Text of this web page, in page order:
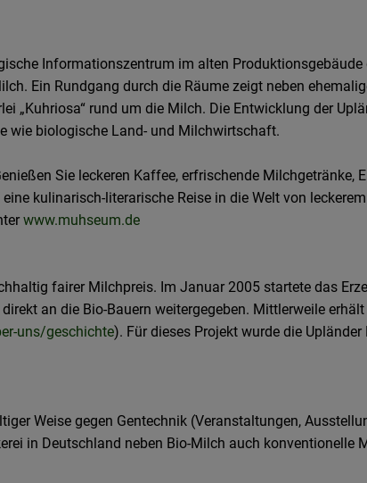
Informationszentrum im alten Produktionsgebäude
Ein Rundgang durch die Räume zeigt neben
„Kuhriosa“ rund um die Milch. Die Entwicklung der
wie biologische Land- und Milchwirtschaft.
Sie leckeren Kaffee, erfrischende Milchgetränke,
kulinarisch-literarische Reise in die Welt von
www.muhseum.de
fairer Milchpreis. Im Januar 2005 startete das
an die Bio-Bauern weitergegeben. Mittlerweile
uns/geschichte). Für dieses Projekt wurde die
Weise gegen Gentechnik (Veranstaltungen,
in Deutschland neben Bio-Milch auch konventionelle